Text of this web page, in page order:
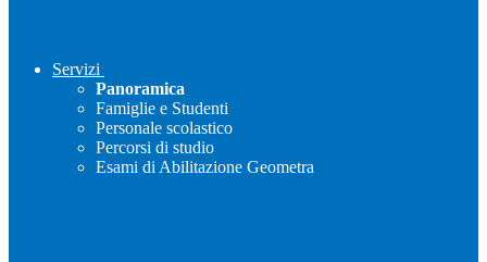
Servizi
Panoramica
Famiglie e Studenti
Personale scolastico
Percorsi di studio
Esami di Abilitazione Geometra